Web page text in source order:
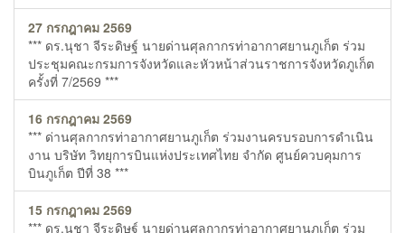
27 กรกฎาคม 2569
*** ดร.นุชา จีระดิษฐ์ นายด่านศุลกากรท่าอากาศยานภูเก็ต ร่วม
ประชุมคณะกรมการจังหวัดและหัวหน้าส่วนราชการจังหวัดภูเก็ต
ครั้งที่ 7/2569 ***
16 กรกฎาคม 2569
*** ด่านศุลกากรท่าอากาศยานภูเก็ต ร่วมงานครบรอบการดำเนิน
งาน บริษัท วิทยุการบินแห่งประเทศไทย จำกัด ศูนย์ควบคุมการ
บินภูเก็ต ปีที่ 38 ***
15 กรกฎาคม 2569
*** ดร.นุชา จีระดิษฐ์ นายด่านศุลกากรท่าอากาศยานภูเก็ต ร่วม